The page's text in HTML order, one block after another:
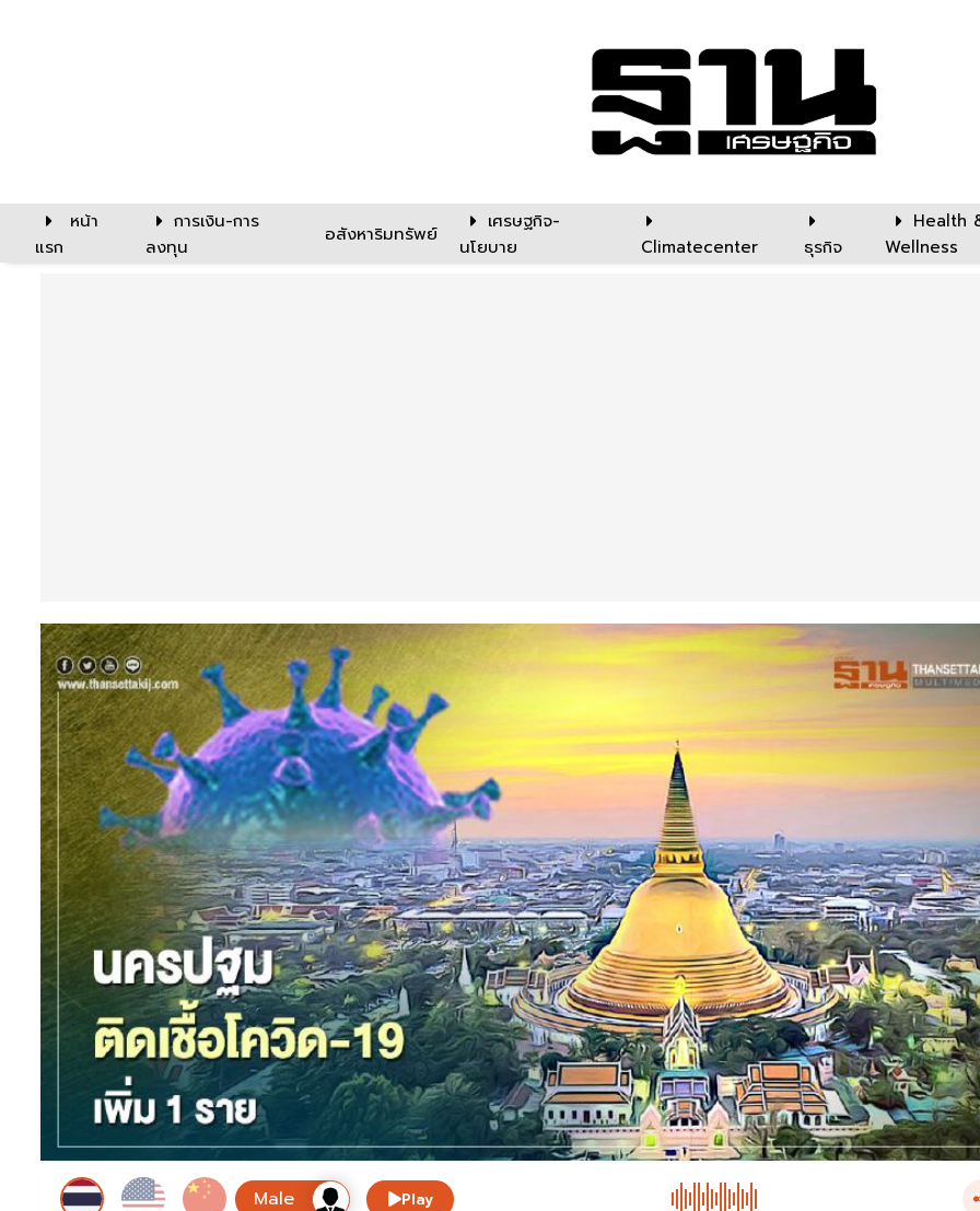
หน้า
แรก
การเงิน-การ
ลงทุน
อสังหาริมทรัพย์
เศรษฐกิจ-
นโยบาย
Climatecenter ธุรกิจ
Health
Wellness
Play